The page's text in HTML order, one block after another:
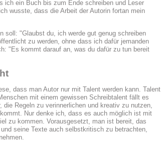
ich ein Buch bis zum Ende schreiben und Leser
wusste, dass die Arbeit der Autorin fortan mein
soll: "Glaubst du, ich werde gut genug schreiben
zu werden, ohne dass ich dafür jemanden
"Es kommt darauf an, was du dafür zu tun bereit
dass man Autor nur mit Talent werden kann. Talent
mit einem gewissen Schreibtalent fällt es
die Regeln zu verinnerlichen und kreativ zu nutzen,
Nur denke ich, dass es auch möglich ist mit
zu kommen. Vorausgesetzt, man ist bereit, das
seine Texte auch selbstkritisch zu betrachten,